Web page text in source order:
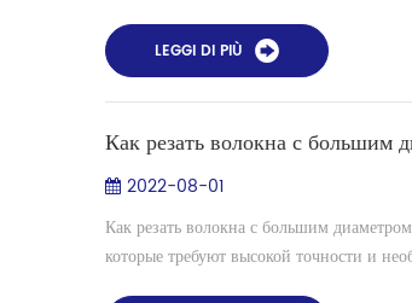
LEGGI DI PIÙ
Как резать волокна с большим
2022-08-01
Как резать волокна с большим
которые требуют высокой точности и